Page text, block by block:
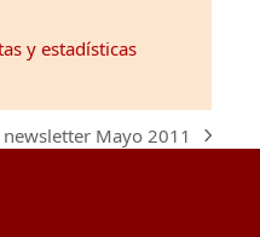
next
newsletter Mayo 2011